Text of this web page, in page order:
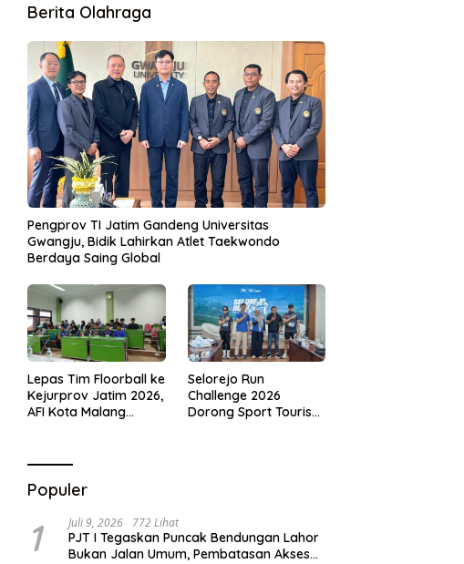
Berita Olahraga
Pengprov TI Jatim Gandeng Universitas
Gwangju, Bidik Lahirkan Atlet Taekwondo
Berdaya Saing Global
Lepas Tim Floorball ke
Kejurprov Jatim 2026,
AFI Kota Malang
Selorejo Run
Challenge 2026
Dorong Sport Tourism
Populer
1 Juli 9, 2026 772 Lihat
PJT I Tegaskan Puncak Bendungan Lahor
Bukan Jalan Umum, Pembatasan Akses